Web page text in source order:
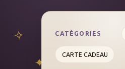
CATÉGORIES
CARTE CADEAU